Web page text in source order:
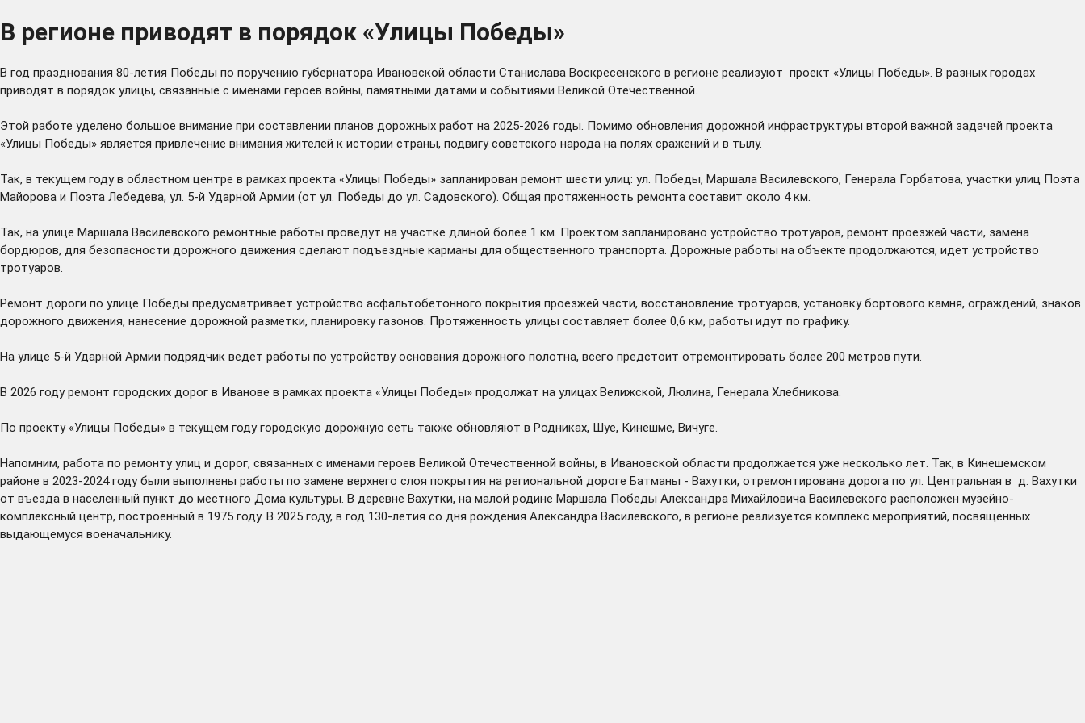
В регионе приводят в порядок «Улицы Победы»
В год празднования 80-летия Победы по поручению губернатора Ивановской области Станислава Воскресенского в регионе реализуют проект «Улицы Победы». В разных городах
приводят в порядок улицы, связанные с именами героев войны, памятными датами и событиями Великой Отечественной.
Этой работе уделено большое внимание при составлении планов дорожных работ на 2025-2026 годы. Помимо обновления дорожной инфраструктуры второй важной задачей проекта
«Улицы Победы» является привлечение внимания жителей к истории страны, подвигу советского народа на полях сражений и в тылу.
Так, в текущем году в областном центре в рамках проекта «Улицы Победы» запланирован ремонт шести улиц: ул. Победы, Маршала Василевского, Генерала Горбатова, участки улиц Поэта
Майорова и Поэта Лебедева, ул. 5-й Ударной Армии (от ул. Победы до ул. Садовского). Общая протяженность ремонта составит около 4 км.
Так, на улице Маршала Василевского ремонтные работы проведут на участке длиной более 1 км. Проектом запланировано устройство тротуаров, ремонт проезжей части, замена
бордюров, для безопасности дорожного движения сделают подъездные карманы для общественного транспорта. Дорожные работы на объекте продолжаются, идет устройство
тротуаров.
Ремонт дороги по улице Победы предусматривает устройство асфальтобетонного покрытия проезжей части, восстановление тротуаров, установку бортового камня, ограждений, знаков
дорожного движения, нанесение дорожной разметки, планировку газонов. Протяженность улицы составляет более 0,6 км, работы идут по графику.
На улице 5-й Ударной Армии подрядчик ведет работы по устройству основания дорожного полотна, всего предстоит отремонтировать более 200 метров пути.
В 2026 году ремонт городских дорог в Иванове в рамках проекта «Улицы Победы» продолжат на улицах Велижской, Люлина, Генерала Хлебникова.
По проекту «Улицы Победы» в текущем году городскую дорожную сеть также обновляют в Родниках, Шуе, Кинешме, Вичуге.
Напомним, работа по ремонту улиц и дорог, связанных с именами героев Великой Отечественной войны, в Ивановской области продолжается уже несколько лет. Так, в Кинешемском
районе в 2023-2024 году были выполнены работы по замене верхнего слоя покрытия на региональной дороге Батманы - Вахутки, отремонтирована дорога по ул. Центральная в д. Вахутки
от въезда в населенный пункт до местного Дома культуры. В деревне Вахутки, на малой родине Маршала Победы Александра Михайловича Василевского расположен музейно-
комплексный центр, построенный в 1975 году. В 2025 году, в год 130-летия со дня рождения Александра Василевского, в регионе реализуется комплекс мероприятий, посвященных
выдающемуся военачальнику.